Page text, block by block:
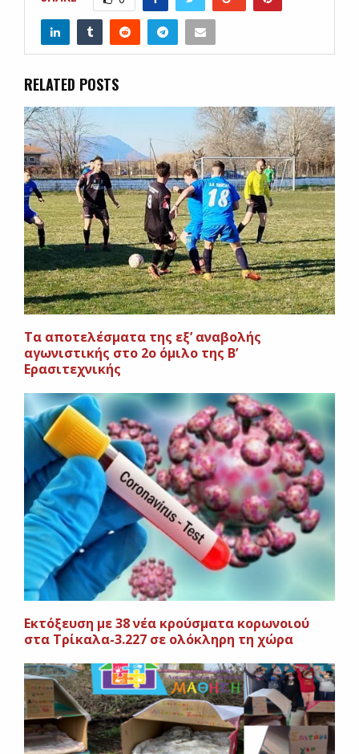
RELATED POSTS
Tα αποτελέσματα της εξ’ αναβολής
αγωνιστικής στο 2ο όμιλο της Β’
Ερασιτεχνικής
Εκτόξευση με 38 νέα κρούσματα κορωνοιού
στα Τρίκαλα-3.227 σε ολόκληρη τη χώρα